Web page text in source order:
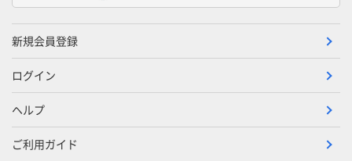
新規会員登録
ログイン
ヘルプ
ご利用ガイド